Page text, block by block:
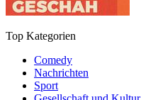
Top Kategorien
Comedy
Nachrichten
Sport